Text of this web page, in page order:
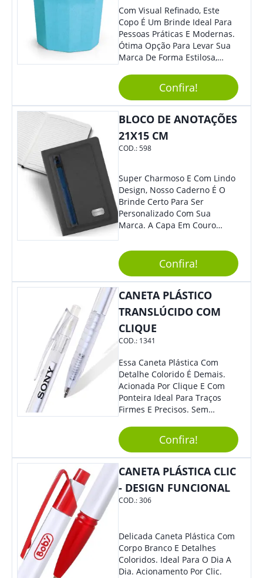
Com Visual Refinado, Este
Copo É Um Brinde Ideal Para
Pessoas Práticas E Modernas.
Ótima Opção Para Levar Sua
Marca De Forma Estilosa,
Empresa Em Eventos,
Reuniões Corporativas Ou Até
Mesmo Para Presentear
Colaboradores.
Confira!
BLOCO DE ANOTAÇÕES
21X15 CM
COD.:598
Super Charmoso E Com Lindo
Design, Nosso Caderno É O
Brinde Certo Para Ser
Personalizado Com Sua
Marca. A Capa Em Couro
Elástico Permite Maior
Segurança Ao Carregá-Lo.
Ofereça A Seus Clientes E
Colaboradores, Sem Dúvidas
Eles Irão Adorar.
Confira!
CANETA PLÁSTICO
TRANSLÚCIDO COM
CLIQUE
COD.: 1341
Essa Caneta Plástica Com
Detalhe Colorido É Demais.
Acionada Por Clique E Com
Ponteira Ideal Para Traços
Firmes E Precisos. Sem
Brinde Para Representar Sua
Marca. Dimensões: 1.6 Cm X
14 Cm X 1.6 Cm
Confira!
CANETA PLÁSTICA CLIC
- DESIGN FUNCIONAL
COD.:306
Delicada Caneta Plástica Com
Corpo Branco E Detalhes
Coloridos. Ideal Para O Dia A
Dia. Acionamento Por Clic.